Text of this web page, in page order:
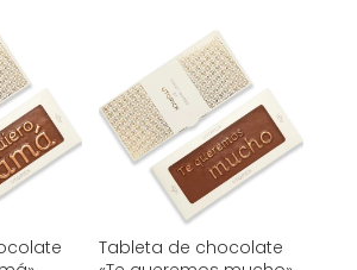
Tableta de chocolate